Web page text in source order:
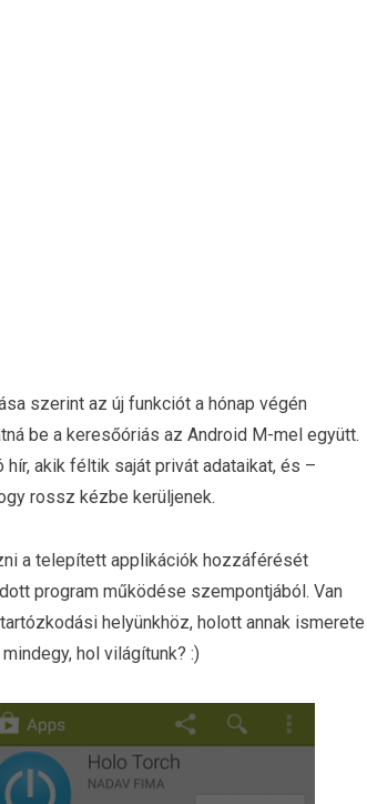
szerint az új funkciót a hónap végén
be a keresőóriás az Android M-mel együtt.
akik féltik saját privát adataikat, és –
rossz kézbe kerüljenek.
a telepített applikációk hozzáférését
program működése szempontjából. Van
helyünkhöz, holott annak ismerete
hol világítunk? :)